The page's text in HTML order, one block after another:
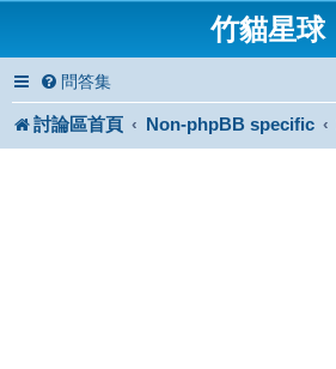
竹貓星球
問答集
討論區首頁 Non-phpBB specific